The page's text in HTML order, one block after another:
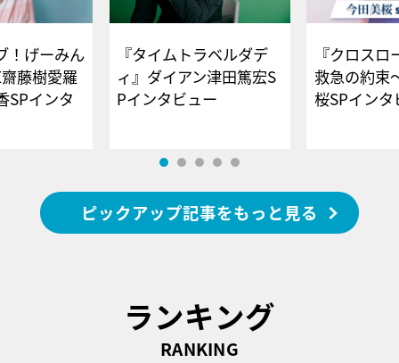
！げーみん
藤樹愛羅
SPインタ
『タイムトラベルダデ
ィ』ダイアン津田篤宏S
Pインタビュー
『クロス
救急の約束
桜SPイ
ピックアップ記事をもっと見る
ランキング
RANKING